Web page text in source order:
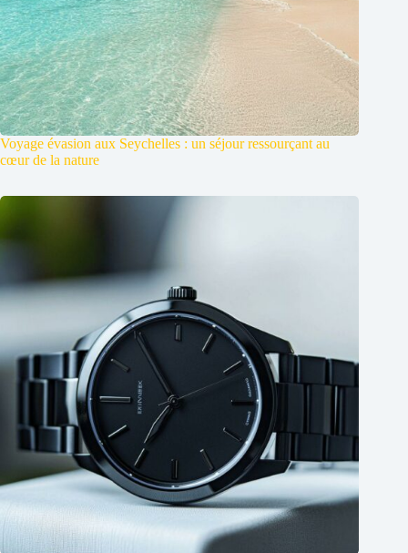
Voyage évasion aux Seychelles : un séjour ressourçant au
cœur de la nature